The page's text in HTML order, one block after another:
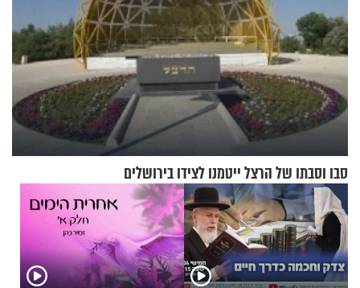
סבו וסבתו של הרצל ייטמנו לצידו בירושלים